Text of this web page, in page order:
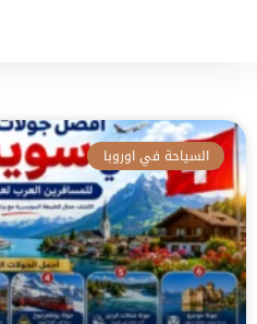
السياحة في اوروبا